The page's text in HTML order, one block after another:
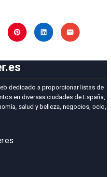
dedicado a proporcionar listas de
en diversas ciudades de España,
salud y belleza, negocios, ocio,